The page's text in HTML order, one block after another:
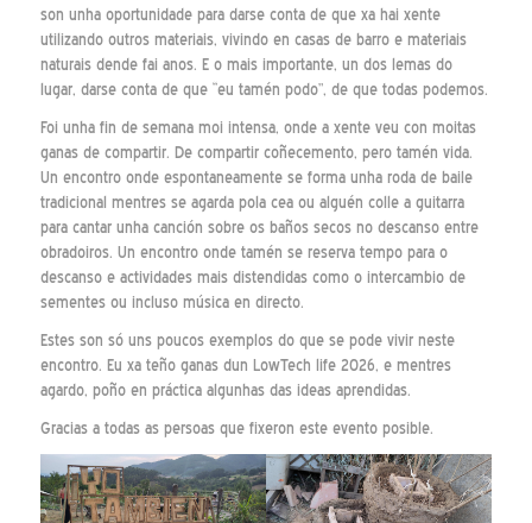
son unha oportunidade para darse conta de que xa hai xente
utilizando outros materiais, vivindo en casas de barro e materiais
naturais dende fai anos. E o mais importante, un dos lemas do
lugar, darse conta de que “eu tamén podo”, de que todas podemos.
Foi unha fin de semana moi intensa, onde a xente veu con moitas
ganas de compartir. De compartir coñecemento, pero tamén vida.
Un encontro onde espontaneamente se forma unha roda de baile
tradicional mentres se agarda pola cea ou alguén colle a guitarra
para cantar unha canción sobre os baños secos no descanso entre
obradoiros. Un encontro onde tamén se reserva tempo para o
descanso e actividades mais distendidas como o intercambio de
sementes ou incluso música en directo.
Estes son só uns poucos exemplos do que se pode vivir neste
encontro. Eu xa teño ganas dun LowTech life 2026, e mentres
agardo, poño en práctica algunhas das ideas aprendidas.
Gracias a todas as persoas que fixeron este evento posible.